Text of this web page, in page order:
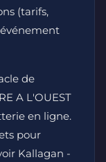
(tarifs,
de
A L'OUEST
en ligne.
pour
Kallagan -